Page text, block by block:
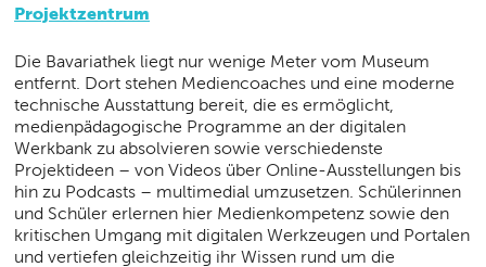
Projektzentrum
Die Bavariathek liegt nur wenige Meter vom Museum
entfernt. Dort stehen Mediencoaches und eine moderne
technische Ausstattung bereit, die es ermöglicht,
medienpädagogische Programme an der digitalen
Werkbank zu absolvieren sowie verschiedenste
Projektideen – von Videos über Online-Ausstellungen bis
hin zu Podcasts – multimedial umzusetzen. Schülerinnen
und Schüler erlernen hier Medienkompetenz sowie den
kritischen Umgang mit digitalen Werkzeugen und Portalen
und vertiefen gleichzeitig ihr Wissen rund um die